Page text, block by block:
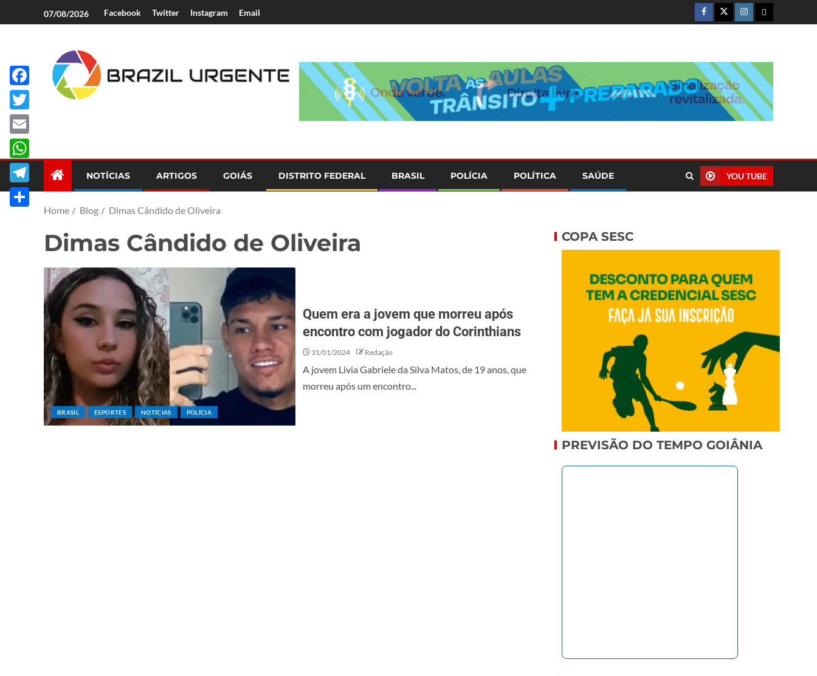
07/08/2026 Facebook Twitter Instagram Email
NOTÍCIAS ARTIGOS GOIÁS DISTRITO FEDERAL BRASIL POLÍCIA POLÍTICA SAÚDE YOU TUBE
Home Blog Dimas Cândido de Oliveira
Dimas Cândido de Oliveira
BRASIL ESPORTES NOTÍCIAS POLÍCIA
Quem era a jovem que morreu após
encontro com jogador do Corinthians
31/01/2024 Redação
A jovem Livia Gabriele da Silva Matos, de 19 anos, que
morreu após um encontro...
Facebook
Twitter
Email
WhatsApp
Telegram
COPA SESC
PREVISÃO DO TEMPO GOIÂNIA